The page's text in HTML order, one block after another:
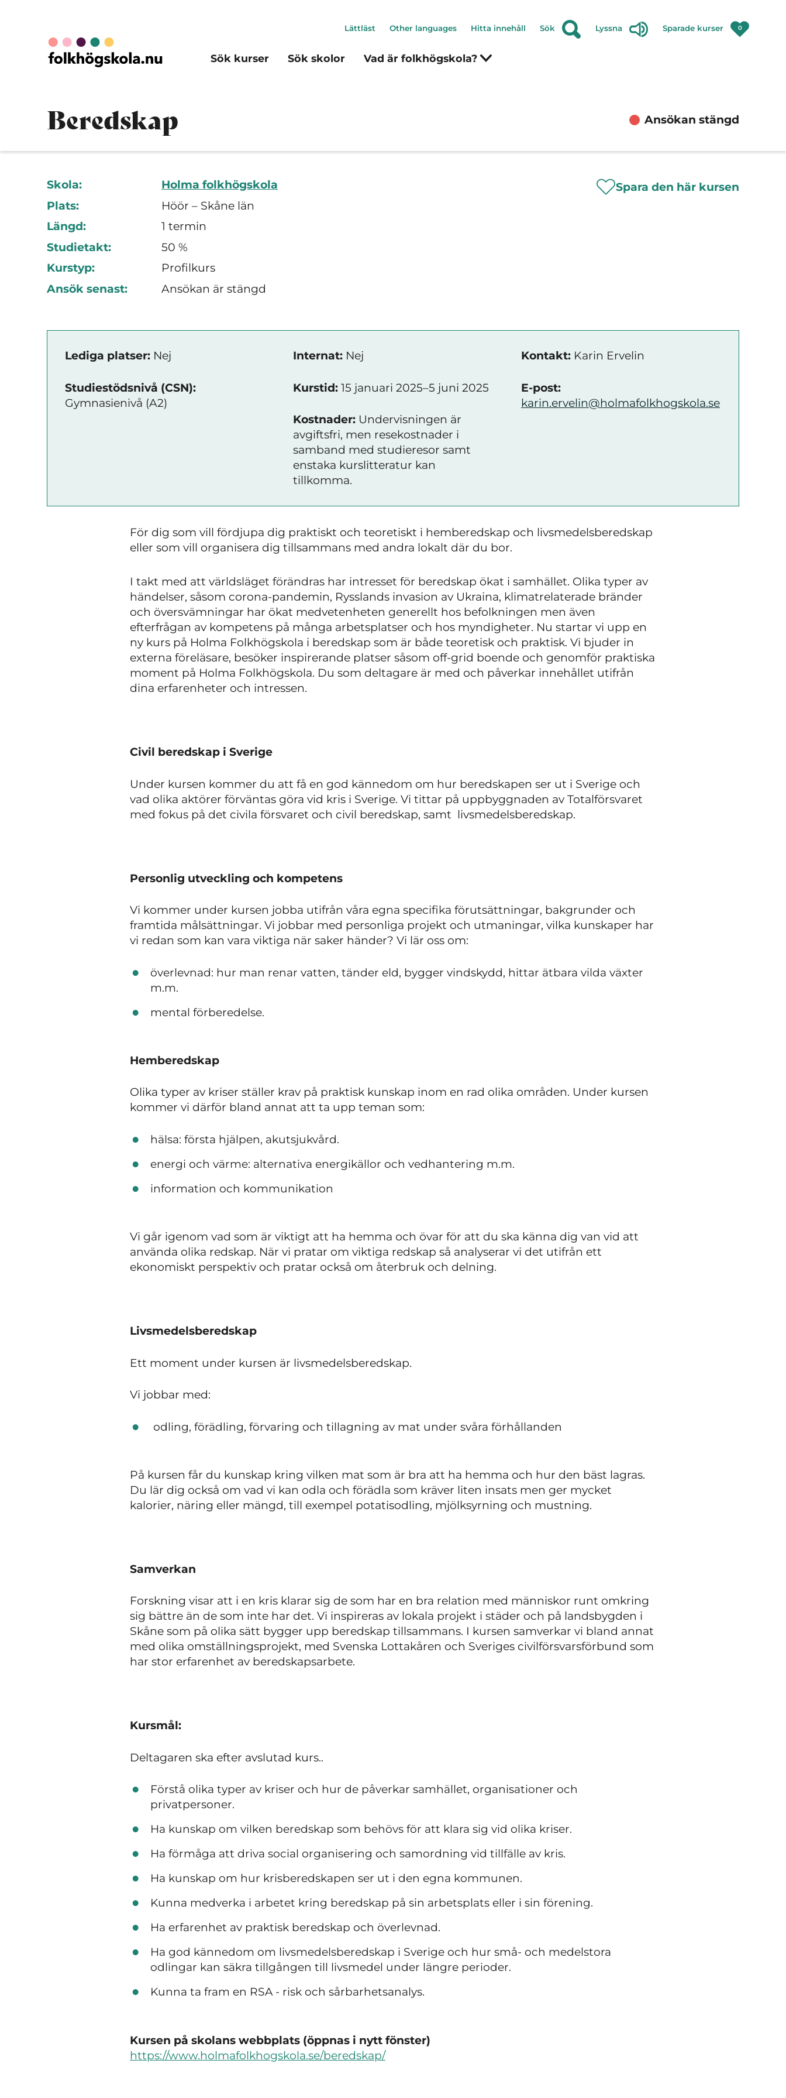
Sök kurser Sök skolor Vad är folkhögskola?
Lättläst Other languages Hitta innehåll Sök Lyssna Sparade kurser 0
Beredskap Ansökan stängd
Skola:
Holma folkhögskola
Plats:
Höör – Skåne län
Längd:
1 termin
Studietakt:
50 %
Kurstyp:
Profilkurs
Ansök senast:
Ansökan är stängd
Spara den här kursen
Lediga platser: Nej
Studiestödsnivå (CSN):
Gymnasienivå (A2)
Internat: Nej
Kurstid: 15 januari 2025–5 juni 2025
Kostnader: Undervisningen är
avgiftsfri, men resekostnader i
samband med studieresor samt
enstaka kurslitteratur kan
tillkomma.
Kontakt: Karin Ervelin
E-post:
karin.ervelin@holmafolkhogskola.se
För dig som vill fördjupa dig praktiskt och teoretiskt i hemberedskap och livsmedelsberedskap
eller som vill organisera dig tillsammans med andra lokalt där du bor.
I takt med att världsläget förändras har intresset för beredskap ökat i samhället. Olika typer av
händelser, såsom corona-pandemin, Rysslands invasion av Ukraina, klimatrelaterade bränder
och översvämningar har ökat medvetenheten generellt hos befolkningen men även
efterfrågan av kompetens på många arbetsplatser och hos myndigheter. Nu startar vi upp en
ny kurs på Holma Folkhögskola i beredskap som är både teoretisk och praktisk. Vi bjuder in
externa föreläsare, besöker inspirerande platser såsom off-grid boende och genomför praktiska
moment på Holma Folkhögskola. Du som deltagare är med och påverkar innehållet utifrån
dina erfarenheter och intressen.
Civil beredskap i Sverige
Under kursen kommer du att få en god kännedom om hur beredskapen ser ut i Sverige och
vad olika aktörer förväntas göra vid kris i Sverige. Vi tittar på uppbyggnaden av Totalförsvaret
med fokus på det civila försvaret och civil beredskap, samt livsmedelsberedskap.
Personlig utveckling och kompetens
Vi kommer under kursen jobba utifrån våra egna specifika förutsättningar, bakgrunder och
framtida målsättningar. Vi jobbar med personliga projekt och utmaningar, vilka kunskaper har
vi redan som kan vara viktiga när saker händer? Vi lär oss om:
överlevnad: hur man renar vatten, tänder eld, bygger vindskydd, hittar ätbara vilda växter
m.m.
mental förberedelse.
Hemberedskap
Olika typer av kriser ställer krav på praktisk kunskap inom en rad olika områden. Under kursen
kommer vi därför bland annat att ta upp teman som:
hälsa: första hjälpen, akutsjukvård.
energi och värme: alternativa energikällor och vedhantering m.m.
information och kommunikation
Vi går igenom vad som är viktigt att ha hemma och övar för att du ska känna dig van vid att
använda olika redskap. När vi pratar om viktiga redskap så analyserar vi det utifrån ett
ekonomiskt perspektiv och pratar också om återbruk och delning.
Livsmedelsberedskap
Ett moment under kursen är livsmedelsberedskap.
Vi jobbar med:
odling, förädling, förvaring och tillagning av mat under svåra förhållanden
På kursen får du kunskap kring vilken mat som är bra att ha hemma och hur den bäst lagras.
Du lär dig också om vad vi kan odla och förädla som kräver liten insats men ger mycket
kalorier, näring eller mängd, till exempel potatisodling, mjölksyrning och mustning.
Samverkan
Forskning visar att i en kris klarar sig de som har en bra relation med människor runt omkring
sig bättre än de som inte har det. Vi inspireras av lokala projekt i städer och på landsbygden i
Skåne som på olika sätt bygger upp beredskap tillsammans. I kursen samverkar vi bland annat
med olika omställningsprojekt, med Svenska Lottakåren och Sveriges civilförsvarsförbund som
har stor erfarenhet av beredskapsarbete.
Kursmål:
Deltagaren ska efter avslutad kurs..
Förstå olika typer av kriser och hur de påverkar samhället, organisationer och
privatpersoner.
Ha kunskap om vilken beredskap som behövs för att klara sig vid olika kriser.
Ha förmåga att driva social organisering och samordning vid tillfälle av kris.
Ha kunskap om hur krisberedskapen ser ut i den egna kommunen.
Kunna medverka i arbetet kring beredskap på sin arbetsplats eller i sin förening.
Ha erfarenhet av praktisk beredskap och överlevnad.
Ha god kännedom om livsmedelsberedskap i Sverige och hur små- och medelstora
odlingar kan säkra tillgången till livsmedel under längre perioder.
Kunna ta fram en RSA - risk och sårbarhetsanalys.
Kursen på skolans webbplats (öppnas i nytt fönster)
https://www.holmafolkhogskola.se/beredskap/